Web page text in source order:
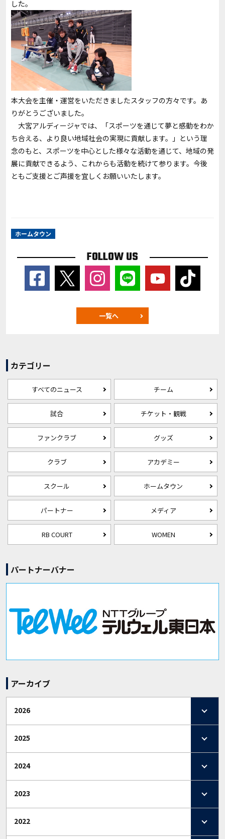
した。
本大会を主催・運営をいただきましたスタッフの方々です。あ
りがとうございました。
大宮アルディージャでは、「スポーツを通じて夢と感動をわか
ち合える、より良い地域社会の実現に貢献します。」という理
念のもと、スポーツを中心とした様々な活動を通じて、地域の発
展に貢献できるよう、これからも活動を続けて参ります。今後
ともご支援とご声援を宜しくお願いいたします。
ホームタウン
FOLLOW US
一覧へ
カテゴリー
すべてのニュース チーム
試合 チケット・観戦
ファンクラブ グッズ
クラブ アカデミー
スクール ホームタウン
パートナー メディア
RB COURT WOMEN
パートナーバナー
アーカイブ
2026
2025
2024
2023
2022